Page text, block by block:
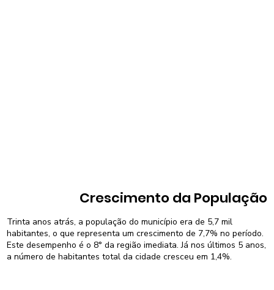
Crescimento da População
Trinta anos atrás, a população do município era de 5,7 mil
habitantes, o que representa um crescimento de 7,7% no período.
Este desempenho é o 8° da região imediata. Já nos últimos 5 anos,
a número de habitantes total da cidade cresceu em 1,4%.